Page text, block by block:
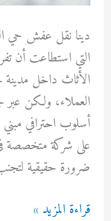
دينا نقل عفش حي
التي استطاعت أن
الأثاث داخل
العملاء، ولكن عبر
أسلوب احترافي
على شركة متخصصة
ضرورة حقيقية
دينا
قراءة المزيد »